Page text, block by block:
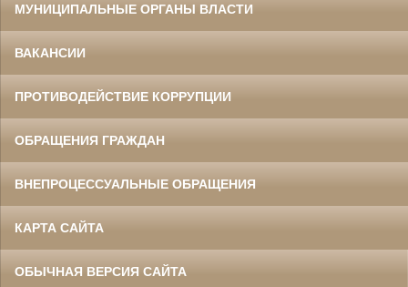
МУНИЦИПАЛЬНЫЕ ОРГАНЫ ВЛАСТИ
ВАКАНСИИ
ПРОТИВОДЕЙСТВИЕ КОРРУПЦИИ
ОБРАЩЕНИЯ ГРАЖДАН
ВНЕПРОЦЕССУАЛЬНЫЕ ОБРАЩЕНИЯ
КАРТА САЙТА
ОБЫЧНАЯ ВЕРСИЯ САЙТА